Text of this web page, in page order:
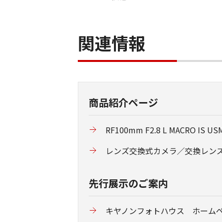
関連情報
商品紹介ページ
RF100mm F2.8 L MACRO IS
レンズ交換式カメラ／交換レ
先行展示のご案内
キヤノンフォトハウス ホーム